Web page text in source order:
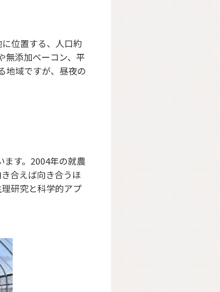
位置する、人口約
無添加ベーコン、平
地域ですが、昼夜の
ます。2004年の就農
合えば向き合うほ
研究と科学的アプ